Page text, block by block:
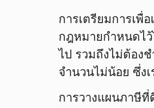
การเตรียมการเพื่
กฎหมายกำหนดไว้
ไป รวมถึงไม่ต้อง
จำนวนไม่น้อย ซึ่ง
การวางแผนภาษีที่